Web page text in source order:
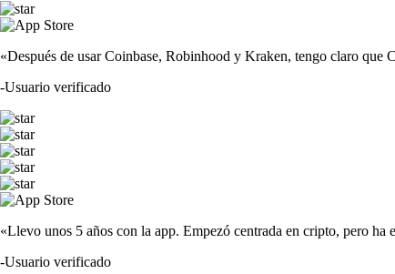
«Después de usar Coinbase, Robinhood y Kraken, tengo claro
-Usuario verificado
«Llevo unos 5 años con la app. Empezó centrada en cripto, pero
-Usuario verificado